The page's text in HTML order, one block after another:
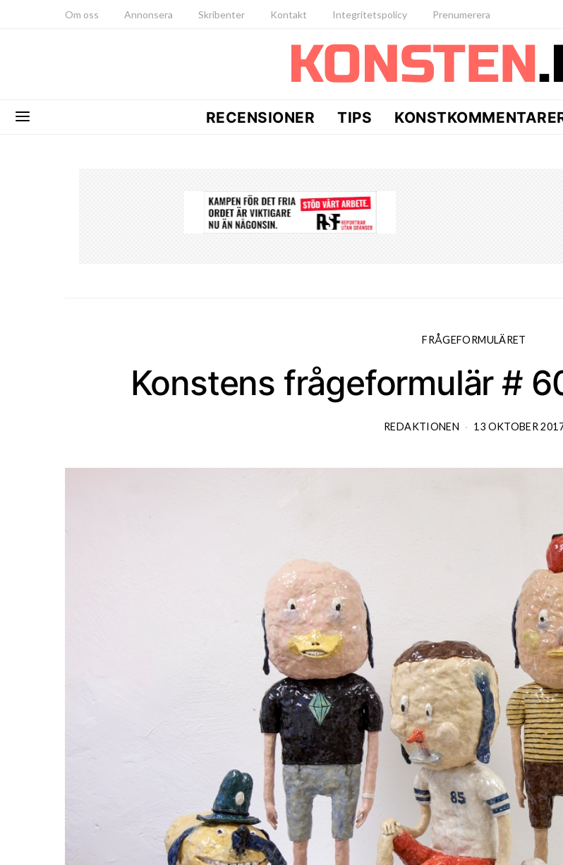
Om oss Annonsera Skribenter Kontakt Integritetspolicy Prenumerera
RECENSIONER TIPS
FRÅGEFORMULÄRET
Konstens frågeformulär #
REDAKTIONEN 13 OKTOBER